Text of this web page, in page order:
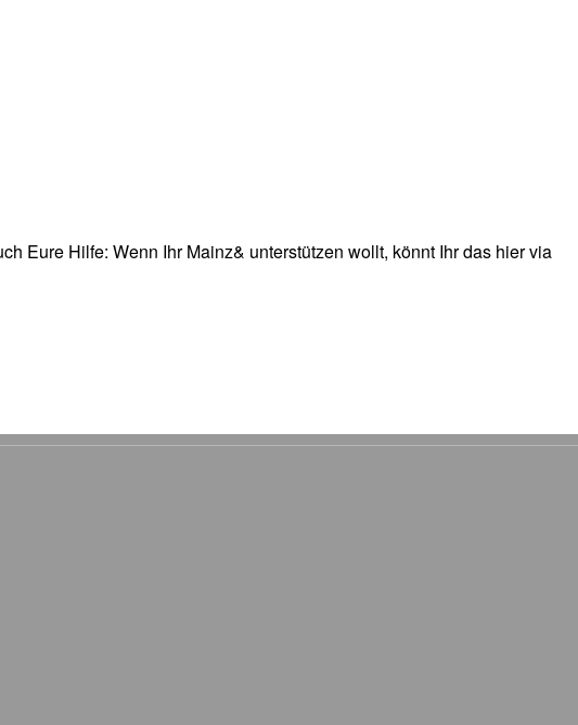
Eure Hilfe: Wenn Ihr Mainz& unterstützen wollt, könnt Ihr das hier via